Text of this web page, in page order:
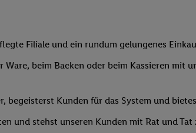
Filiale und ein rundum gelungenes
beim Backen oder beim Kassieren mit
begeisterst Kunden für das System und
und stehst unseren Kunden mit Rat und Tat